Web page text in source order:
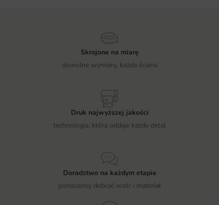
Skrojone na miarę
dowolne wymiary, każda ściana
Druk najwyższej jakości
technologia, która oddaje każdy detal
Doradztwo na każdym etapie
pomożemy dobrać wzór i materiał